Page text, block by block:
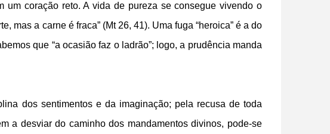
um coração reto. A vida de pureza se consegue vivendo o
mas a carne é fraca” (Mt 26, 41). Uma fuga “heroica” é a do
que “a ocasião faz o ladrão”; logo, a prudência manda
dos sentimentos e da imaginação; pela recusa de toda
a desviar do caminho dos mandamentos divinos, pode-se